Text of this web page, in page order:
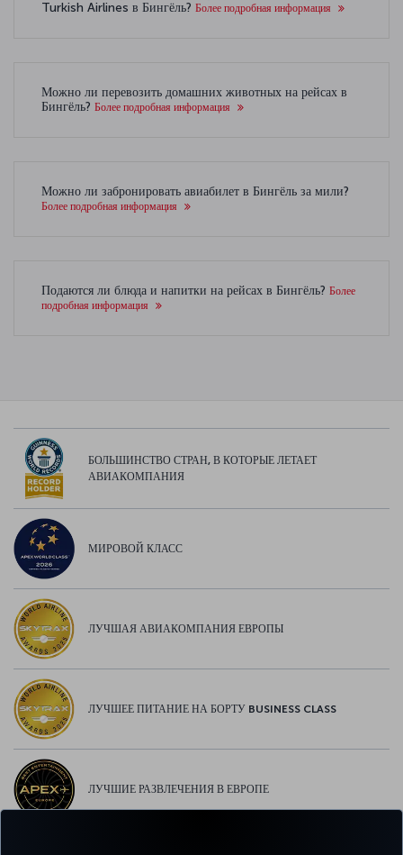
Turkish Airlines в Бингёль? Более подробная информация
Можно ли перевозить домашних животных на рейсах в
Бингёль? Более подробная информация
Можно ли забронировать авиабилет в Бингёль за мили?
Более подробная информация
Подаются ли блюда и напитки на рейсах в Бингёль? Более
подробная информация
БОЛЬШИНСТВО СТРАН, В КОТОРЫЕ ЛЕТАЕТ
АВИАКОМПАНИЯ
МИРОВОЙ КЛАСС
ЛУЧШАЯ АВИАКОМПАНИЯ ЕВРОПЫ
ЛУЧШЕЕ ПИТАНИЕ НА БОРТУ BUSINESS CLASS
ЛУЧШИЕ РАЗВЛЕЧЕНИЯ В ЕВРОПЕ